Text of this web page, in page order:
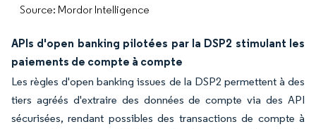
Source: Mordor Intelligence
APIs d'open banking pilotées par la DSP2 stimulant les
paiements de compte à compte
Les règles d'open banking issues de la DSP2 permettent à des
tiers agréés d'extraire des données de compte via des API
sécurisées, rendant possibles des transactions de compte à